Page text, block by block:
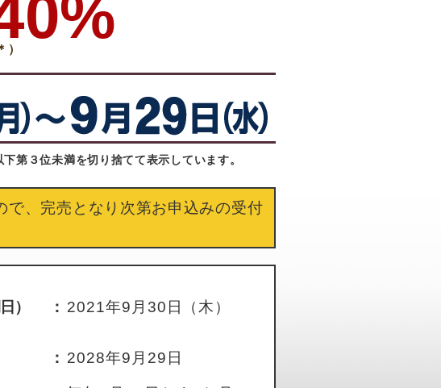
第３位未満を切り捨てて表示しています。
、完売となり次第お申込みの受付
） ： 2021年9月30日（木）
： 2028年9月29日